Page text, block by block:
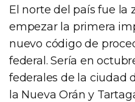
El norte del país fue la
empezar la primera
nuevo código de
federal. Sería en
federales de la ciudad
la Nueva Orán y